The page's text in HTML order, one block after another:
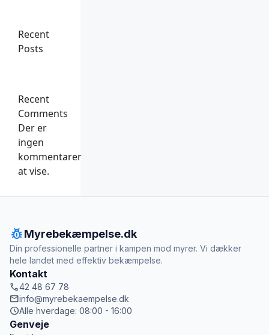
Recent
Posts
Recent
Comments
Der er
ingen
kommentarer
at vise.
pest_controlMyrebekæmpelse.dk
Din professionelle partner i kampen mod myrer. Vi dækker
hele landet med effektiv bekæmpelse.
Kontakt
call42 48 67 78
mailinfo@myrebekaempelse.dk
scheduleAlle hverdage: 08:00 - 16:00
Genveje